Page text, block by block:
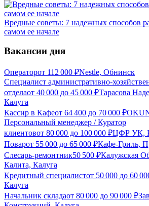
Вредные советы: 7 надежных способов
самом ее начале
Вакансии дня
Операторот 112 000 ₽Nestle, Обнинск
Специалист административно-
отделаот 40 000 до 45 000 ₽Тарасова
Калуга
Кассир в Кафеот 64 400 до 70 000 ₽
Персональный менеджер / Куратор
клиентовот 80 000 до 100 000 ₽ЦФР УК,
Поварот 55 000 до 65 000 ₽Кафе-Гриль,
Слесарь-ремонтник50 500 ₽Калужская
Калита, Калуга
Кредитный специалистот 50 000 до 60
Калуга
Начальник складаот 80 000 до 90 000 ₽